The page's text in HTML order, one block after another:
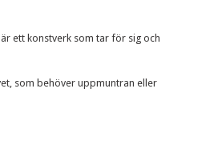
ett konstverk som tar för sig och
som behöver uppmuntran eller